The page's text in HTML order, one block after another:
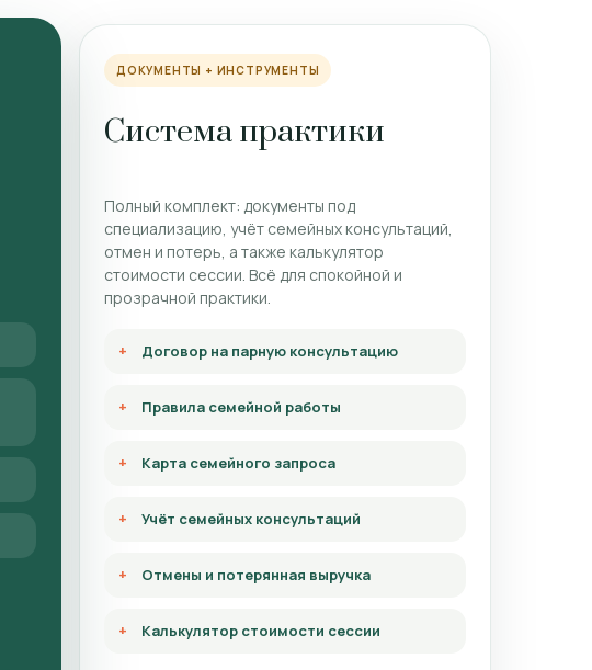
ДОКУМЕНТЫ + ИНСТРУМЕНТЫ
Система практики
Полный комплект: документы под
специализацию, учёт семейных консультаций,
отмен и потерь, а также калькулятор
стоимости сессии. Всё для спокойной и
прозрачной практики.
Договор на парную консультацию
Правила семейной работы
Карта семейного запроса
Учёт семейных консультаций
Отмены и потерянная выручка
Калькулятор стоимости сессии